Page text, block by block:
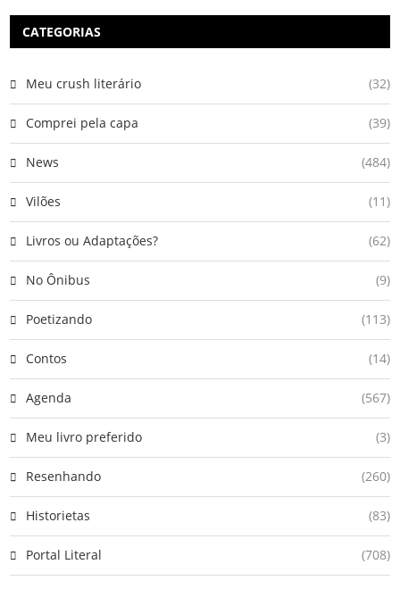
CATEGORIAS
Meu crush literário (32)
Comprei pela capa (39)
News (484)
Vilões (11)
Livros ou Adaptações? (62)
No Ônibus (9)
Poetizando (113)
Contos (14)
Agenda (567)
Meu livro preferido (3)
Resenhando (260)
Historietas (83)
Portal Literal (708)